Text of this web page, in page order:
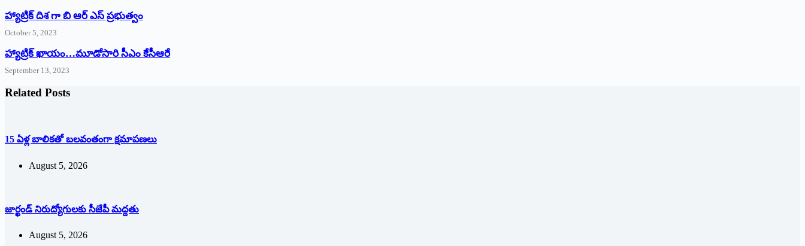
హ్యాట్రిక్ దిశ గా బి ఆర్ ఎస్ ప్రభుత్వం
October 5, 2023
హ్యాట్రిక్‌ ‌ఖాయం…మూడోసారి సీఎం కేసీఆరే
September 13, 2023
Related Posts
15 ఏళ్ల బాలికతో బలవంతంగా క్షమాపణలు
August 5, 2026
జార్ఖండ్‌ ‌నిరుద్యోగులకు సీజేపీ మద్దతు
August 5, 2026